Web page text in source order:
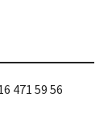
471 59 56